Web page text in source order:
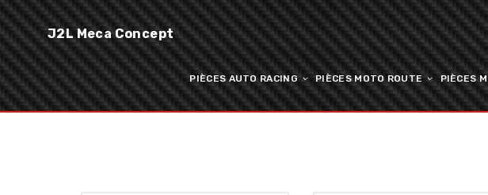
J2L Meca Concept
PIÈCES AUTO RACING PIÈCES MOTO ROUTE PIÈCES